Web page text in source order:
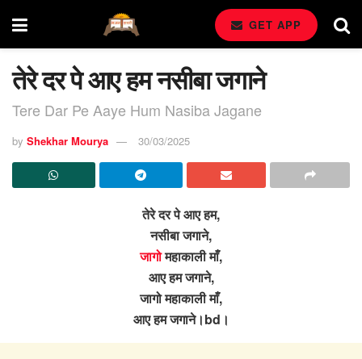
GET APP
तेरे दर पे आए हम नसीबा जगाने
Tere Dar Pe Aaye Hum Nasiba Jagane
by Shekhar Mourya 30/03/2025
तेरे दर पे आए हम,
नसीबा जगाने,
जागोमहाकाली माँ,
आए हम जगाने,
जागो महाकाली माँ,
आए हम जगाने।bd।